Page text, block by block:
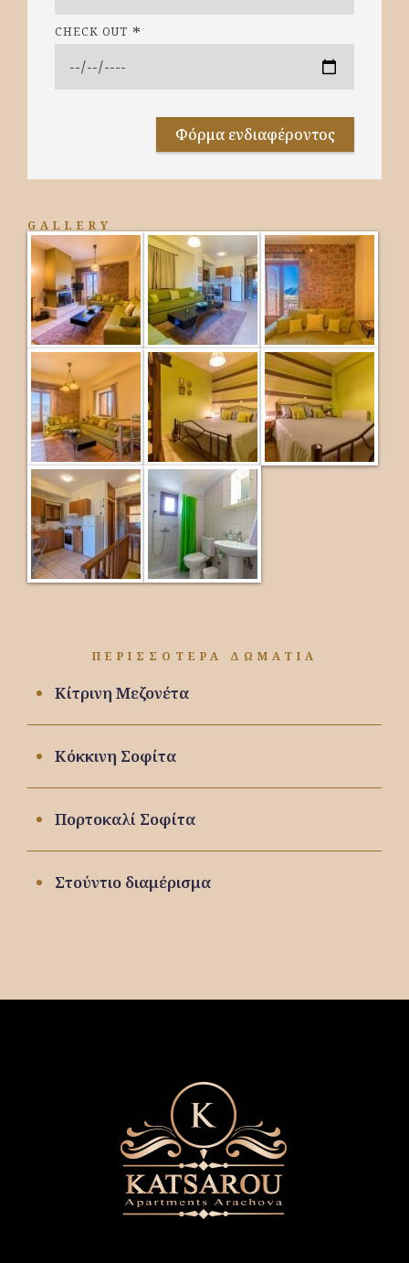
CHECK OUT
Φόρμα ενδιαφέροντος
GALLERY
ΠΕΡΙΣΣΟΤΕΡΑ ΔΩΜΑΤΙΑ
Κίτρινη Μεζονέτα
Κόκκινη Σοφίτα
Πορτοκαλί Σοφίτα
Στούντιο διαμέρισμα